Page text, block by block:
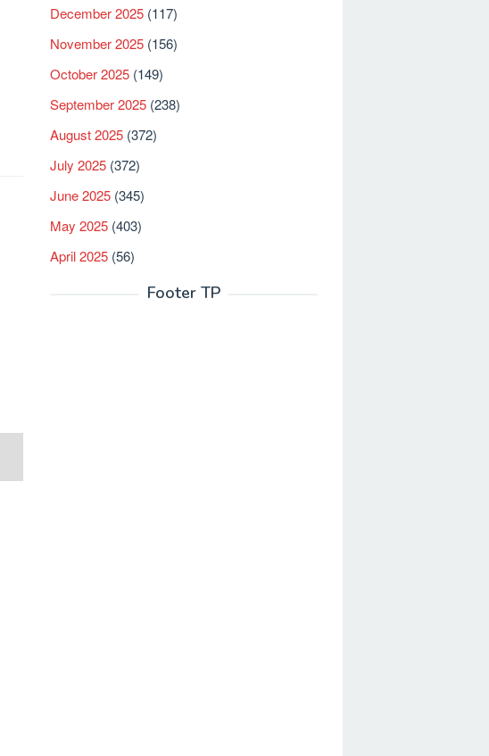
December 2025 (117)
November 2025 (156)
October 2025 (149)
September 2025 (238)
August 2025 (372)
July 2025 (372)
June 2025 (345)
May 2025 (403)
April 2025 (56)
Footer TP